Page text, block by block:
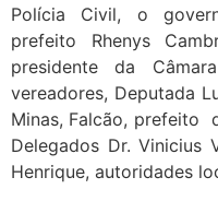
Polícia Civil, o
prefeito Rhenys
presidente da
vereadores, Deputada
Minas, Falcão, prefeito
Delegados Dr. Vinicius
Henrique, autoridades